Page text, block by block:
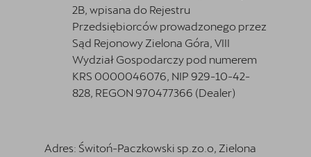
2B, wpisana do Rejestru
Przedsiębiorców prowadzonego przez
Sąd Rejonowy Zielona Góra, VIII
Wydział Gospodarczy pod numerem
KRS 0000046076, NIP 929-10-42-
828, REGON 970477366 (Dealer)
Adres: Świtoń-Paczkowski sp.zo.o, Zielona